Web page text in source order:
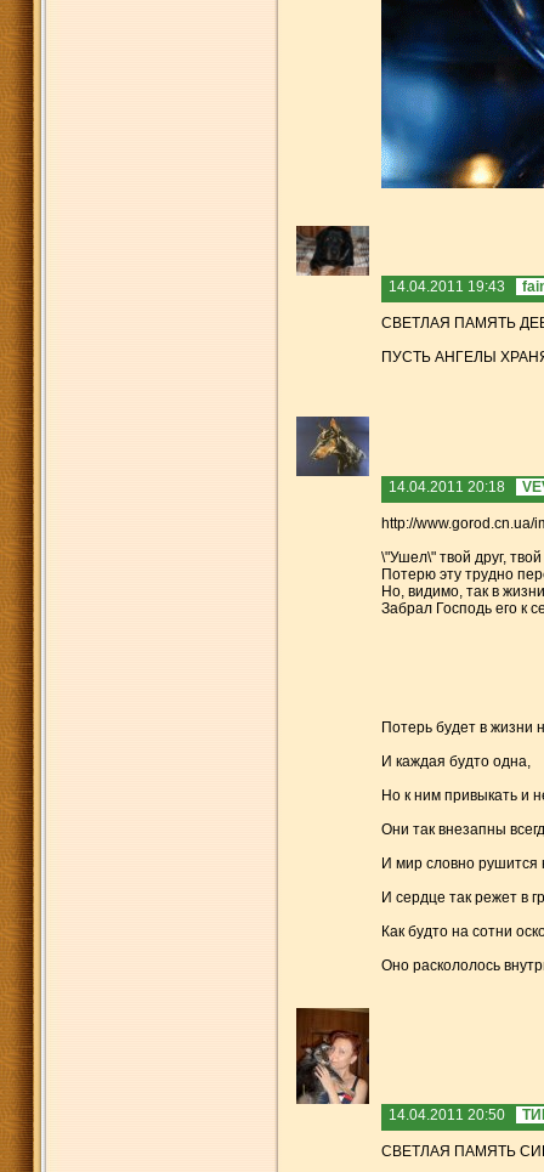
14.04.2011 19:43
СВЕТЛАЯ ПАМЯТЬ
ПУСТЬ АНГЕЛЫ
14.04.2011 20:18
http://www.gorod.cn.ua/
\"Ушел\" твой друг,
Потерю эту трудно
Но, видимо, так в
Забрал Господь его к
Потерь будет в жизни
И каждая будто одна,
Но к ним привыкать и
Они так внезапны
И мир словно рушится
И сердце так режет в
Как будто на сотни
Оно раскололось
14.04.2011 20:50
СВЕТЛАЯ ПАМЯТЬ